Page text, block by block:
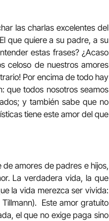
las charlas excelentes del
que quiere a su padre, a su
estas frases? ¿Acaso
celoso de nuestros amores
Por encima de todo hay
que todos nosotros seamos
y también sabe que no
tiene este amor del que
amores de padres e hijos,
La verdadera vida, la que
la vida merezca ser vivida:
Este amor gratuito
el que no exige paga sino